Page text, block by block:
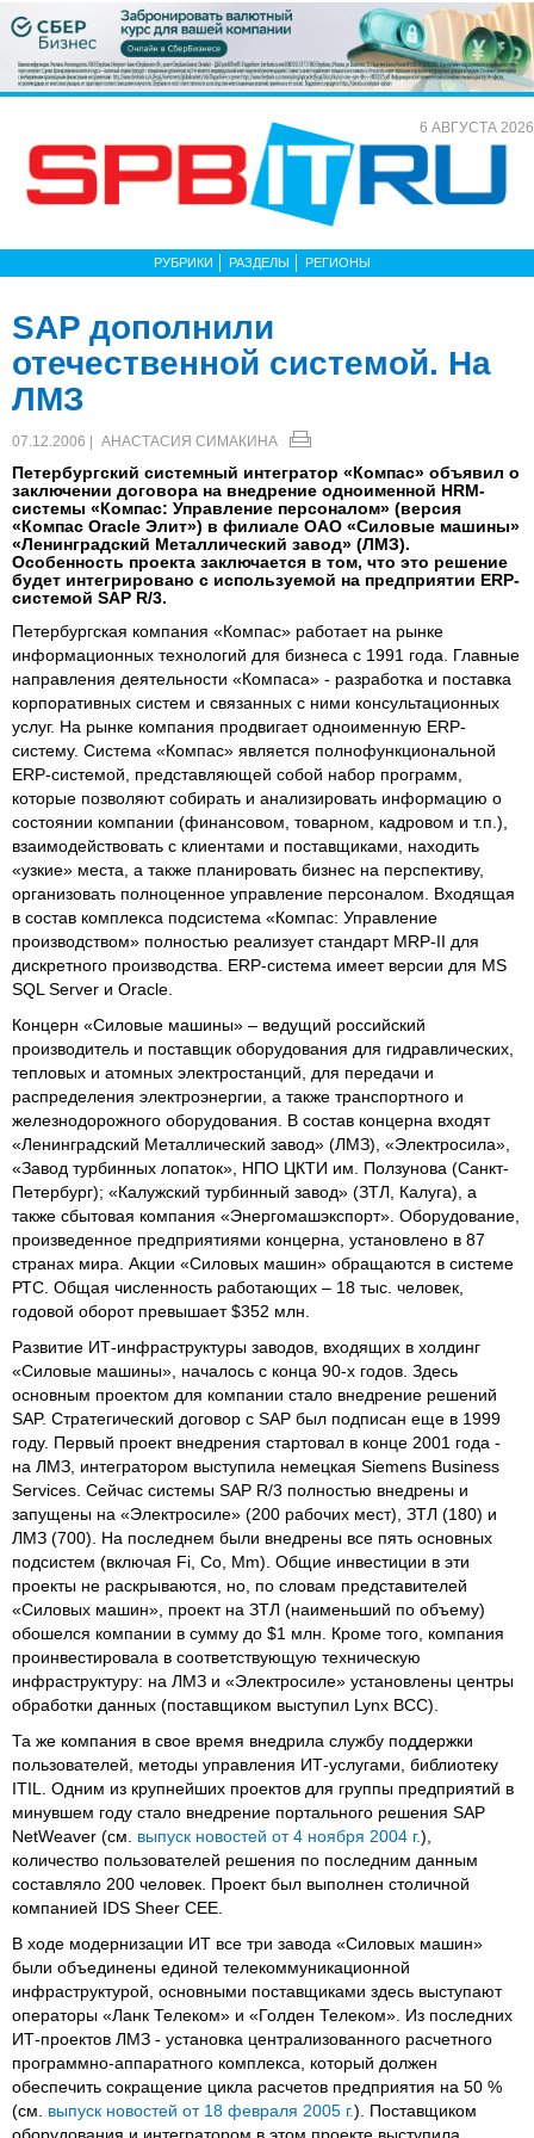
6 АВГУСТА 2026
РУБРИКИ РАЗДЕЛЫ РЕГИОНЫ
SAP дополнили
отечественной системой. На
ЛМЗ
07.12.2006 | АНАСТАСИЯ СИМАКИНА
Петербургский системный интегратор «Компас» объявил о
заключении договора на внедрение одноименной HRM-
системы «Компас: Управление персоналом» (версия
«Компас Oracle Элит») в филиале ОАО «Силовые машины»
«Ленинградский Металлический завод» (ЛМЗ).
Особенность проекта заключается в том, что это решение
будет интегрировано с используемой на предприятии ERP-
системой SAP R/3.
Петербургская компания «Компас» работает на рынке
информационных технологий для бизнеса с 1991 года. Главные
направления деятельности «Компаса» - разработка и поставка
корпоративных систем и связанных с ними консультационных
услуг. На рынке компания продвигает одноименную ERP-
систему. Система «Компас» является полнофункциональной
ERP-системой, представляющей собой набор программ,
которые позволяют собирать и анализировать информацию о
состоянии компании (финансовом, товарном, кадровом и т.п.),
взаимодействовать с клиентами и поставщиками, находить
«узкие» места, а также планировать бизнес на перспективу,
организовать полноценное управление персоналом. Входящая
в состав комплекса подсистема «Компас: Управление
производством» полностью реализует стандарт MRP-II для
дискретного производства. ERP-система имеет версии для MS
SQL Server и Oracle.
Концерн «Силовые машины» – ведущий российский
производитель и поставщик оборудования для гидравлических,
тепловых и атомных электростанций, для передачи и
распределения электроэнергии, а также транспортного и
железнодорожного оборудования. В состав концерна входят
«Ленинградский Металлический завод» (ЛМЗ), «Электросила»,
«Завод турбинных лопаток», НПО ЦКТИ им. Ползунова (Санкт-
Петербург); «Калужский турбинный завод» (ЗТЛ, Калуга), а
также сбытовая компания «Энергомашэкспорт». Оборудование,
произведенное предприятиями концерна, установлено в 87
странах мира. Акции «Силовых машин» обращаются в системе
РТС. Общая численность работающих – 18 тыс. человек,
годовой оборот превышает $352 млн.
Развитие ИТ-инфраструктуры заводов, входящих в холдинг
«Силовые машины», началось с конца 90-х годов. Здесь
основным проектом для компании стало внедрение решений
SAP. Стратегический договор с SAP был подписан еще в 1999
году. Первый проект внедрения стартовал в конце 2001 года -
на ЛМЗ, интегратором выступила немецкая Siemens Business
Services. Сейчас системы SAP R/3 полностью внедрены и
запущены на «Электросиле» (200 рабочих мест), ЗТЛ (180) и
ЛМЗ (700). На последнем были внедрены все пять основных
подсистем (включая Fi, Co, Mm). Общие инвестиции в эти
проекты не раскрываются, но, по словам представителей
«Силовых машин», проект на ЗТЛ (наименьший по объему)
обошелся компании в сумму до $1 млн. Кроме того, компания
проинвестировала в соответствующую техническую
инфраструктуру: на ЛМЗ и «Электросиле» установлены центры
обработки данных (поставщиком выступил Lynx BCC).
Та же компания в свое время внедрила службу поддержки
пользователей, методы управления ИТ-услугами, библиотеку
ITIL. Одним из крупнейших проектов для группы предприятий в
минувшем году стало внедрение портального решения SAP
NetWeaver (см. выпуск новостей от 4 ноября 2004 г.),
количество пользователей решения по последним данным
составляло 200 человек. Проект был выполнен столичной
компанией IDS Sheer CEE.
В ходе модернизации ИТ все три завода «Силовых машин»
были объединены единой телекоммуникационной
инфраструктурой, основными поставщиками здесь выступают
операторы «Ланк Телеком» и «Голден Телеком». Из последних
ИТ-проектов ЛМЗ - установка централизованного расчетного
программно-аппаратного комплекса, который должен
обеспечить сокращение цикла расчетов предприятия на 50 %
(см. выпуск новостей от 18 февраля 2005 г.). Поставщиком
оборудования и интегратором в этом проекте выступила